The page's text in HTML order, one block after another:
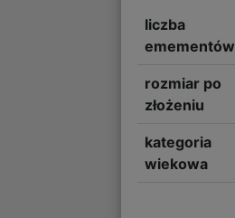
liczba
emementów
rozmiar po
złożeniu
kategoria
wiekowa